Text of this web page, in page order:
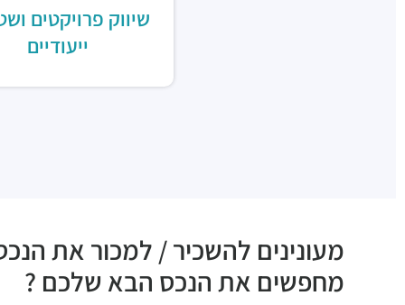
שיווק פרויקטים
ייעודיים
מעונינים להשכיר / למכור את
מחפשים את הנכס הבא שלכם ?